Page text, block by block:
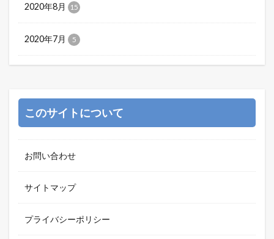
2020年8月 15
2020年7月 5
このサイトについて
お問い合わせ
サイトマップ
プライバシーポリシー